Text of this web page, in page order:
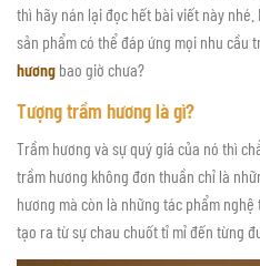
thì hãy nán lại đọc hết bài viết này
sản phẩm có thể đáp ứng mọi nhu cầu
hương bao giờ chưa?
Tượng trầm hương là gì?
Trầm hương và sự quý giá của nó thì
trầm hương không đơn thuần chỉ là
hương mà còn là những tác phẩm
tạo ra từ sự chau chuốt tỉ mỉ đến từng